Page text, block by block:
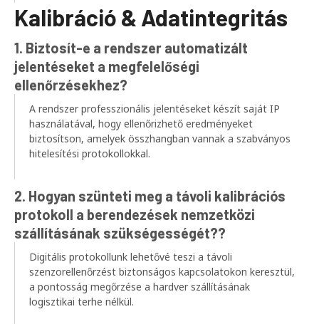
Kalibráció & Adatintegritás
1. Biztosít-e a rendszer automatizált
jelentéseket a megfelelőségi
ellenőrzésekhez?
A rendszer professzionális jelentéseket készít saját IP
használatával, hogy ellenőrizhető eredményeket
biztosítson, amelyek összhangban vannak a szabványos
hitelesítési protokollokkal.
2. Hogyan szünteti meg a távoli kalibrációs
protokoll a berendezések nemzetközi
szállításának szükségességét??
Digitális protokollunk lehetővé teszi a távoli
szenzorellenőrzést biztonságos kapcsolatokon keresztül,
a pontosság megőrzése a hardver szállításának
logisztikai terhe nélkül.